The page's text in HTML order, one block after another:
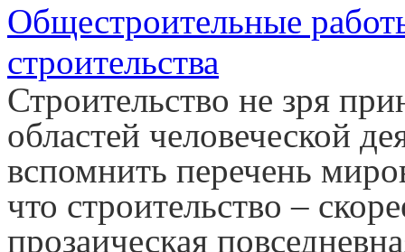
Общестроительные
строительства
Строительство не зря
областей человеческой
вспомнить перечень
что строительство –
прозаическая